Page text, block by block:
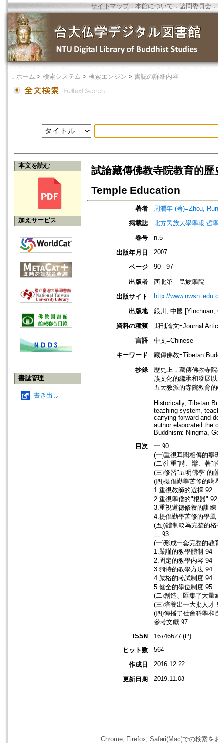
サイトマップ．本館について ． 諮問委員会 ．
． ホーム > 検索システム > 検索エンジン > 書誌の詳細内容
本文を読む
加えサービス
書誌管理
書き出し
試論藏傳佛教寺院教育的
Temple Education
著者
周潤年 (著)=Zhou,
掲載誌
北方民族大學學報 哲
巻号
n.5
出版年月日 2007
ページ 90 - 97
出版者
西北第二民族學院
出版サイト
http://
出版地
銀川, 中國 [Yinchuan,
資料の種類
期刊論文=Journal
言語
中文=Chinese
キーワード
藏傳佛教=Tibetan
抄録
歷史上，藏傳佛教寺
族文化的繼承和發展
五大教派的寺院教育
Historically, Tibetan
teaching system,
carrying-forward and
author elaborated the
Buddhism: Ningma,
目次
一 90
(一)重視耳聞相傳的寧
(二)注重"講、辯、著"
(三)修習"五明佛學"的
(四)提倡勤學苦修的噶
1.重視教師的選擇 92
2.重視學僧的"根器" 92
3.重視道德修養的訓練
4.提倡勤學苦修的學風
(五))體制較為完整的
二 93
(一)形成一套完整的教
1.嚴謹的教學體制 94
2.固定的教學内容 94
3.獨特的教學方法 94
4.嚴格的考試制度 94
5.健全的學位制度 95
(二)創造、匯集了大量
(三)培養出一大批人才
(四)傳播了社會科學和
參考文獻 97
ISSN
16746627 (P)
ヒット数
564
作成日 2016.12.22
更新日期 2019.11.08
Chrome, Firefox, Safari(Mac)での検索を